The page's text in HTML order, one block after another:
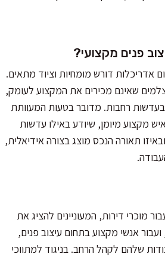
פנים מקצועי?
אדריכלות דורש מומחיות וציוד מתאים.
שאינם מכירים את המקצוע לעומק,
רחבות. מדובר בטעות המעוותת
מקצוע מיומן, שיודע באילו עדשות
תאורה הנכס מוצג בצורה אידיאלית,
מוכרי דירות, המעוניינים להציג את
אנשי מקצוע בתחום עיצוב פנים,
שלהם לקהל הרחב. בניגוד למתווכי